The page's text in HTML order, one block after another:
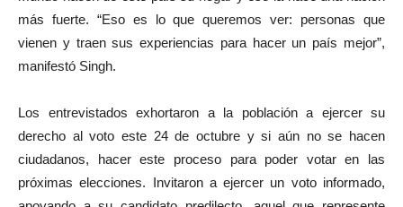
más fuerte. “Eso es lo que queremos ver: personas que
vienen y traen sus experiencias para hacer un país mejor”,
manifestó Singh.
Los entrevistados exhortaron a la población a ejercer su
derecho al voto este 24 de octubre y si aún no se hacen
ciudadanos, hacer este proceso para poder votar en las
próximas elecciones. Invitaron a ejercer un voto informado,